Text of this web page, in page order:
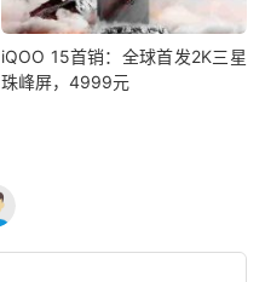
iQOO 15首销：全球首发2K三星
珠峰屏，4999元